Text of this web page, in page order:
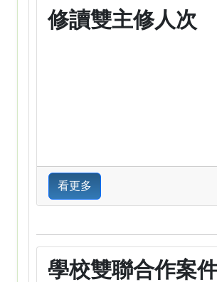
修讀雙主修人次
看更多
學校雙聯合作案